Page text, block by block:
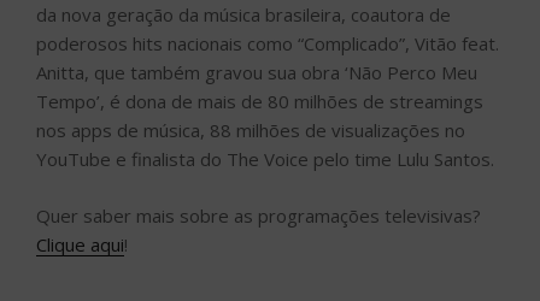
da nova geração da música brasileira, coautora de
poderosos hits nacionais como “Complicado”, Vitão feat.
Anitta, que também gravou sua obra ‘Não Perco Meu
Tempo’, é dona de mais de 80 milhões de streamings
nos apps de música, 88 milhões de visualizações no
YouTube e finalista do The Voice pelo time Lulu Santos.
Quer saber mais sobre as programações televisivas?
Clique aqui!